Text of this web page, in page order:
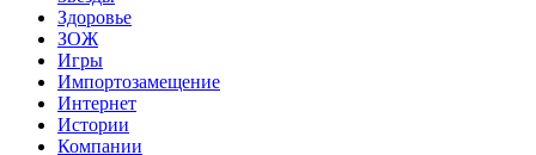
Здоровье
ЗОЖ
Игры
Импортозамещение
Интернет
Истории
Компании